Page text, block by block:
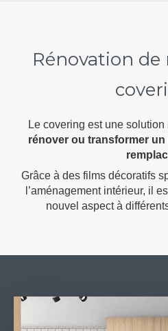
Rénovation
Le covering est une
rénover ou transformer
Grâce à des films décoratifs
l’aménagement intérieur, il
nouvel aspect à